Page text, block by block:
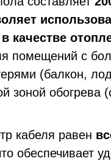
качестве
помещений с
(балкон,
зоной обогрева
кабеля равен
обеспечивает